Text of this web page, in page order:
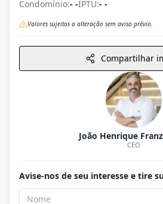
Condomínio:- -IPTU:- -
Valores sujeitos a alteração sem aviso prévio.
Compartilhar
João Henrique
CEO
Avise-nos de seu interesse e tire